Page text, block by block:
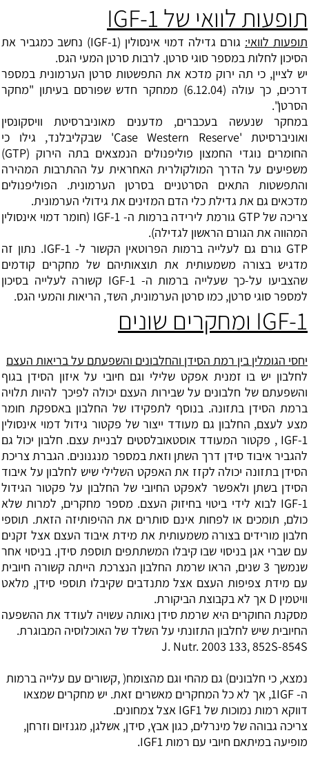
תופעות לוואי של IGF-1
תופעות לוואי:
גורם גדילה דמוי אינסולין (IGF-1) נחשב כמגביר את
הסיכון לחלות במספר סוגי סרטן. לרבות סרטן המעי הגס.
יש לציין, כי תה ירוק מדכא את התפשטות סרטן הערמונית במספר
דרכים, כך עולה (6.12.04) ממחקר חדש שפורסם בעיתון "מחקר
הסרטן".
במחקר שנעשה בעכברים, מדענים מאוניברסיטת וויסקונסין
ואוניברסיטת 'Case Western Reserve' שבקליבלנד, גילו כי
החומרים נוגדי החמצון פוליפנולים הנמצאים בתה הירוק (GTP)
משפיעים על הדרך המולקולרית האחראית על ההתרבות המהירה
והתפשטות התאים הסרטניים בסרטן הערמונית. הפוליפנולים
מדכאים גם את גדילת כלי הדם המזינים את גידולי הערמונית.
צריכה של GTP גורמת לירידה ברמות ה- IGF-1 (חומר דמוי אינסולין
המהווה את הגורם הראשון לגדילה).
GTP גורם גם לעלייה ברמות הפרוטאין הקשור ל- IGF-1. נתון זה
מדגיש בצורה משמעותית את תוצאותיהם של מחקרים קודמים
שהצביעו על-כך שעלייה ברמות ה- IGF-1 קשורה לעלייה בסיכון
למספר סוגי סרטן, כמו סרטן הערמונית, השד, הריאות והמעי הגס.
IGF-1 ומחקרים שונים
יחסי הגומלין בין רמת הסידן והחלבונים והשפעתם על בריאות העצם
לחלבון יש בו זמנית אפקט שלילי וגם חיובי על איזון הסידן בגוף
והשפעתם של חלבונים על שבירות העצם יכולה לפיכך להיות תלויה
ברמת הסידן בתזונה. בנוסף לתפקידו של החלבון באספקת חומר
מצע לעצם, החלבון גם מעודד ייצור של פקטור גידול דמוי אינסולין
IGF-1 , פקטור המעודד אוסטאובלסטים לבניית עצם. חלבון יכול גם
להגביר איבוד סידן דרך השתן וזאת במספר מנגנונים. הגברת צריכת
הסידן בתזונה יכולה לקזז את האפקט השלילי שיש לחלבון על איבוד
הסידן בשתן ולאפשר לאפקט החיובי של החלבון על פקטור הגידול
IGF-1 לבוא לידי ביטוי בחיזוק העצם. מספר מחקרים, למרות שלא
כולם, תומכים או לפחות אינם סותרים את ההיפותיזה הזאת. תוספי
חלבון מורידים בצורה משמעותית את מידת איבוד העצם אצל זקנים
עם שברי אגן בניסוי שבו קיבלו המשתתפים תוספת סידן. בניסוי אחר
שנמשך 3 שנים, הראו שרמת החלבון הנצרכת הייתה קשורה חיובית
עם מידת צפיפות העצם אצל מתנדבים שקיבלו תוספי סידן, מלאט
וויטמין D אך לא בקבוצת הביקורת.
מסקנת החוקרים היא שרמת סידן נאותה עשויה לעודד את ההשפעה
החיובית שיש לחלבון התזונתי על השלד של האוכלוסיה המבוגרת.
J. Nutr. 2003 133, 852S-854S
נמצא, כי חלבונים) גם מהחי וגם מהצומח( ,קשורים עם עלייה ברמות
ה- 1IGF, אך לא כל המחקרים מאשרים זאת. יש מחקרים שמצאו
דווקא רמות נמוכות של IGF1 אצל צמחונים.
צריכה גבוהה של מינרלים, כגון אבץ, סידן, אשלגן, מגנזיום וזרחן,
מופיעה במיתאם חיובי עם רמות IGF1.